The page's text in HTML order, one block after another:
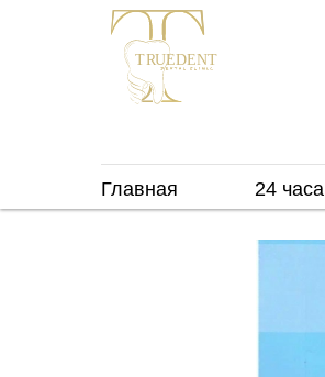
г. Москва, м. Марьино
Главная 24 часа